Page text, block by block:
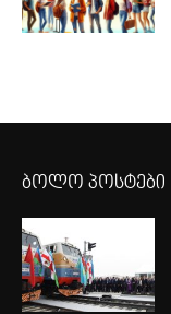
ბოლო პოსტები